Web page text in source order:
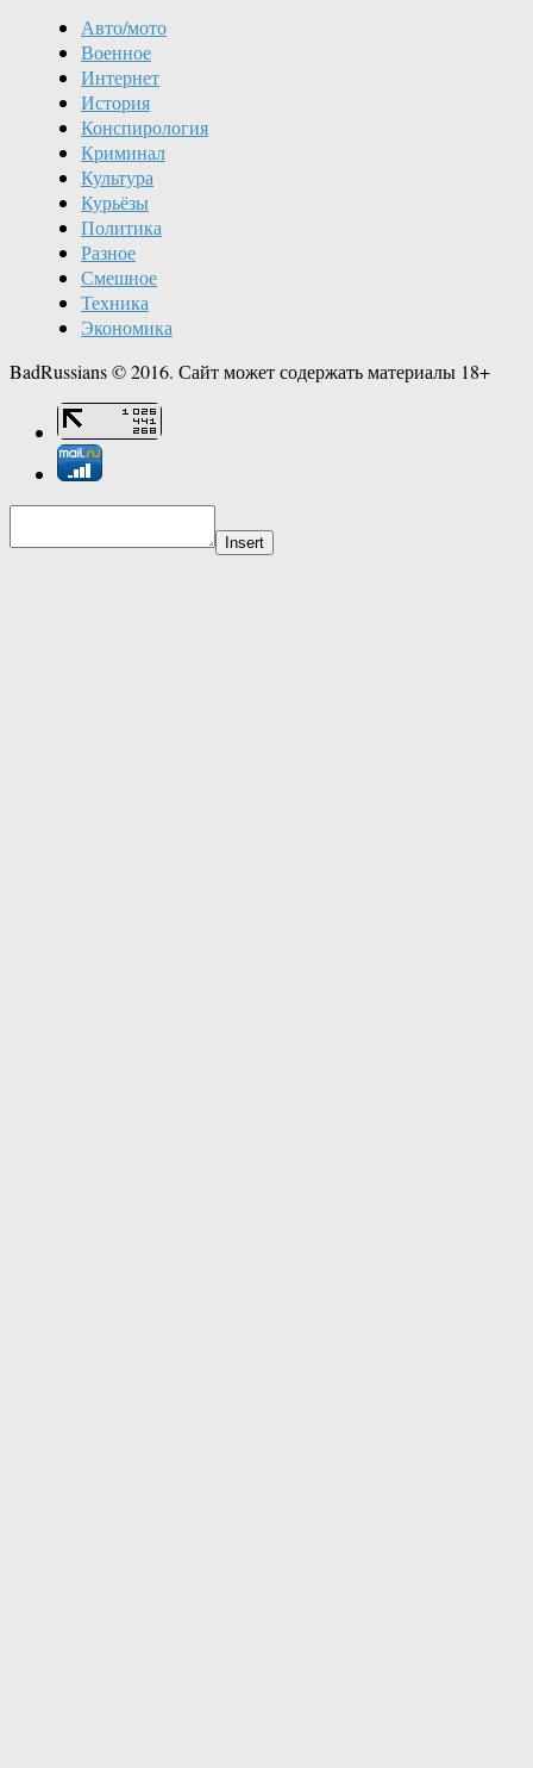
Авто/мото
Военное
Интернет
История
Конспирология
Криминал
Культура
Курьёзы
Политика
Разное
Смешное
Техника
Экономика
BadRussians © 2016. Сайт может содержать материалы 18+
Insert